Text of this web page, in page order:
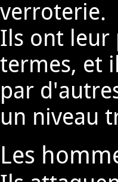
verroterie.
Ils ont leur
termes, et
par
un niveau
Les